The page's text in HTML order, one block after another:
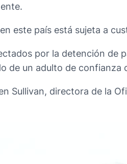
este país está sujeta a
por la detención de
de un adulto de confianza
Sullivan, directora de la